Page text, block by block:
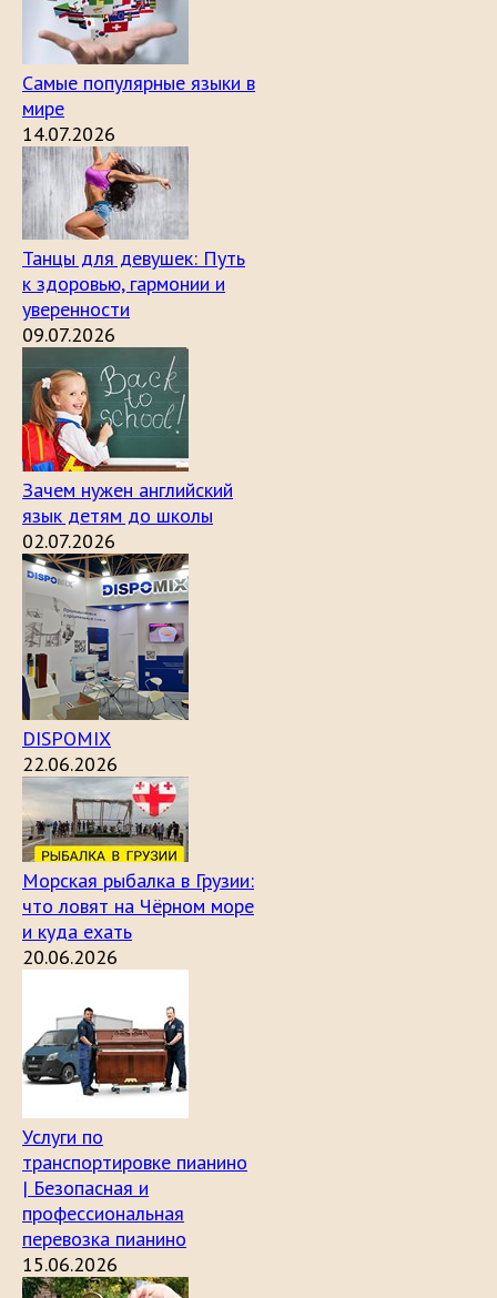
Самые популярные языки в
мире
14.07.2026
Танцы для девушек: Путь
к здоровью, гармонии и
уверенности
09.07.2026
Зачем нужен английский
язык детям до школы
02.07.2026
DISPOMIX
22.06.2026
Морская рыбалка в Грузии:
что ловят на Чёрном море
и куда ехать
20.06.2026
Услуги по
транспортировке пианино
| Безопасная и
профессиональная
перевозка пианино
15.06.2026